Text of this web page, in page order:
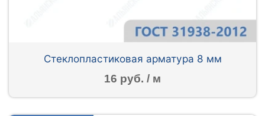
Стеклопластиковая арматура 8 мм
16 руб. / м